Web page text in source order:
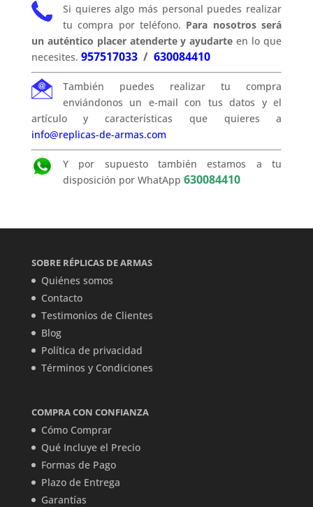
Si quieres algo más personal puedes realizar
tu compra por teléfono. Para nosotros será
un auténtico placer atenderte y ayudarte en lo que
necesites. 957517033/ 630084410
También puedes realizar tu compra
enviándonos un e-mail con tus datos y el
artículo y características que quieres a
info@replicas-de-armas.com
Y por supuesto también estamos a tu
disposición por WhatApp 630084410
SOBRE RÉPLICAS DE ARMAS
Quiénes somos
Contacto
Testimonios de Clientes
Blog
Política de privacidad
Términos y Condiciones
COMPRA CON CONFIANZA
Cómo Comprar
Qué Incluye el Precio
Formas de Pago
Plazo de Entrega
Garantías